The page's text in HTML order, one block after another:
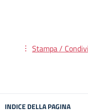
Stampa /
INDICE DELLA PAGINA